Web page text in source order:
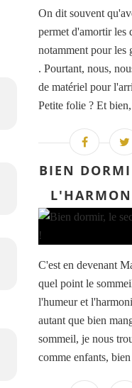
On dit souvent
permet d'amortir les
notamment pour les
. Pourtant, nous,
de matériel pour
Petite folie ? Et
BIEN
C'est en devenant
quel point le
l'humeur et
autant que bien
sommeil, je nous
comme enfants,